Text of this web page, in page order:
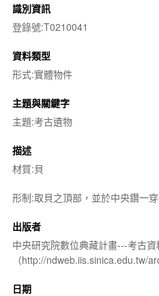
識別資訊
登錄號:T0210041
資料類型
形式:實體物件
主題與關鍵字
主題:考古遺物
描述
材質:貝
形制:取貝之頂部，並於中央鑽一
出版者
中央研究院數位典藏計畫---考古
（http://ndweb.iis.sinica.edu.tw/
日期